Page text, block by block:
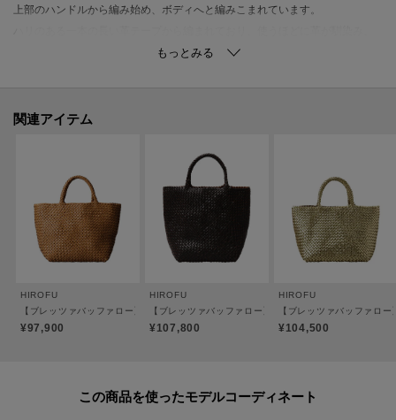
上部のハンドルから編み始め、ボディへと編みこまれています。
B5サイズでマチがあり、たっぷりと容量が入ります。
●裏地：なし／カラーは全色ブラウンです。
※底板のカラーは商品のカラーによって異なります。
※ステッチのカラーは商品のカラーによって異なります。
【おすすめのご使用シーン】
す。
たっぷりと容量が入るため、お荷物が多い方もスッキリとお持ちいただけま
関連アイテム
HIROFU
【ブレッツァバッファロー】レザーメッシュトートバッグ S 本革 ステッチ（商品番号
¥97,900
HIROFU
【ブレッツァバッファロー】レザーメッシュトートバ
¥107,800
HIROFU
【ブレッツァバッファロ
¥104,500
この商品を使った